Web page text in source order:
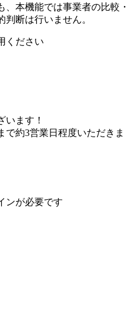
本機能では事業者の比較・
断は行いません。
ください
います！
で約3営業日程度いただきま
ンが必要です